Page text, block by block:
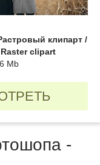
клипарт /
clipart
Mb
-